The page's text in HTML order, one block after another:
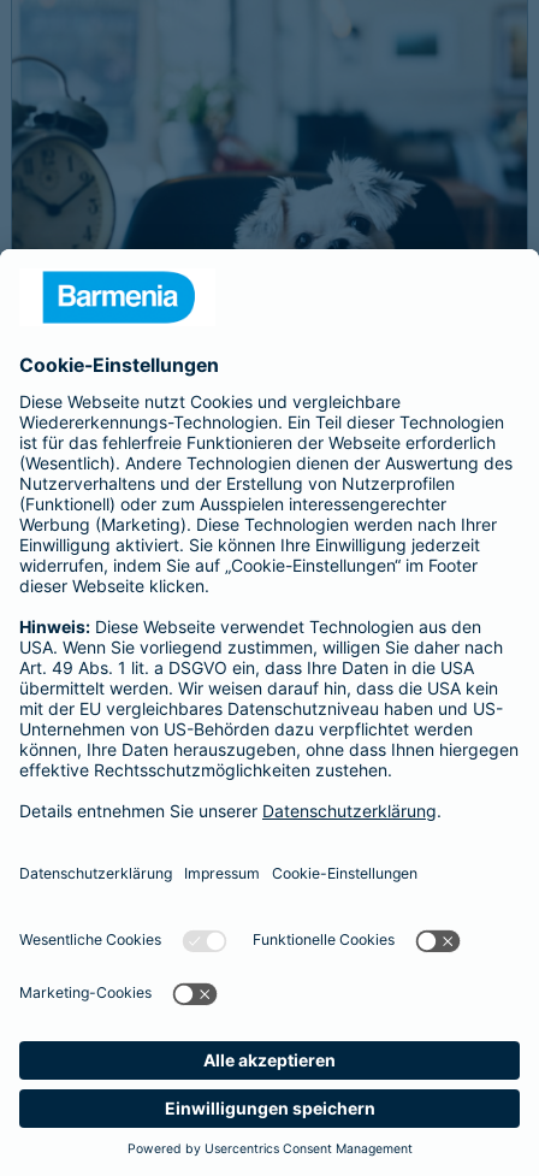
Suche Produkte
Barmenia
Schnelle Notfallversorgung bei Ernstfällen
gewährleisten
Der Dackel Balu macht für Leckerlies alles. Beim Gassigehen
frisst er leider eine mit Rasierklingen gespickte Wurst. Die
Notfalls nimmt der Tierarzt den 4-fachen GOT-Satz und Balus
Besitzer muss eine vierstellige Rechnung begleichen. Der
Basis-Schutz der Barmenia erstattet dieNotfallversorgung
im tierärztlichen Notdienstkomplett - ohne eine Begrenzung
der Jahreshöchstleistung für Operationen.